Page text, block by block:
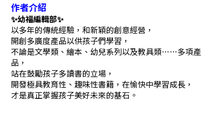
作者介紹
✨幼福編輯部✨
以多年的傳統經驗，和新穎的創意經營，
開創多廣度產品以供孩子們學習，
不論是文學類、繪本、幼兒系列以及教具類……多項產
品，
站在鼓勵孩子多讀書的立場，
開發極具教育性、趣味性書籍，在愉快中學習成長，
才是真正掌握孩子美好未來的基石。